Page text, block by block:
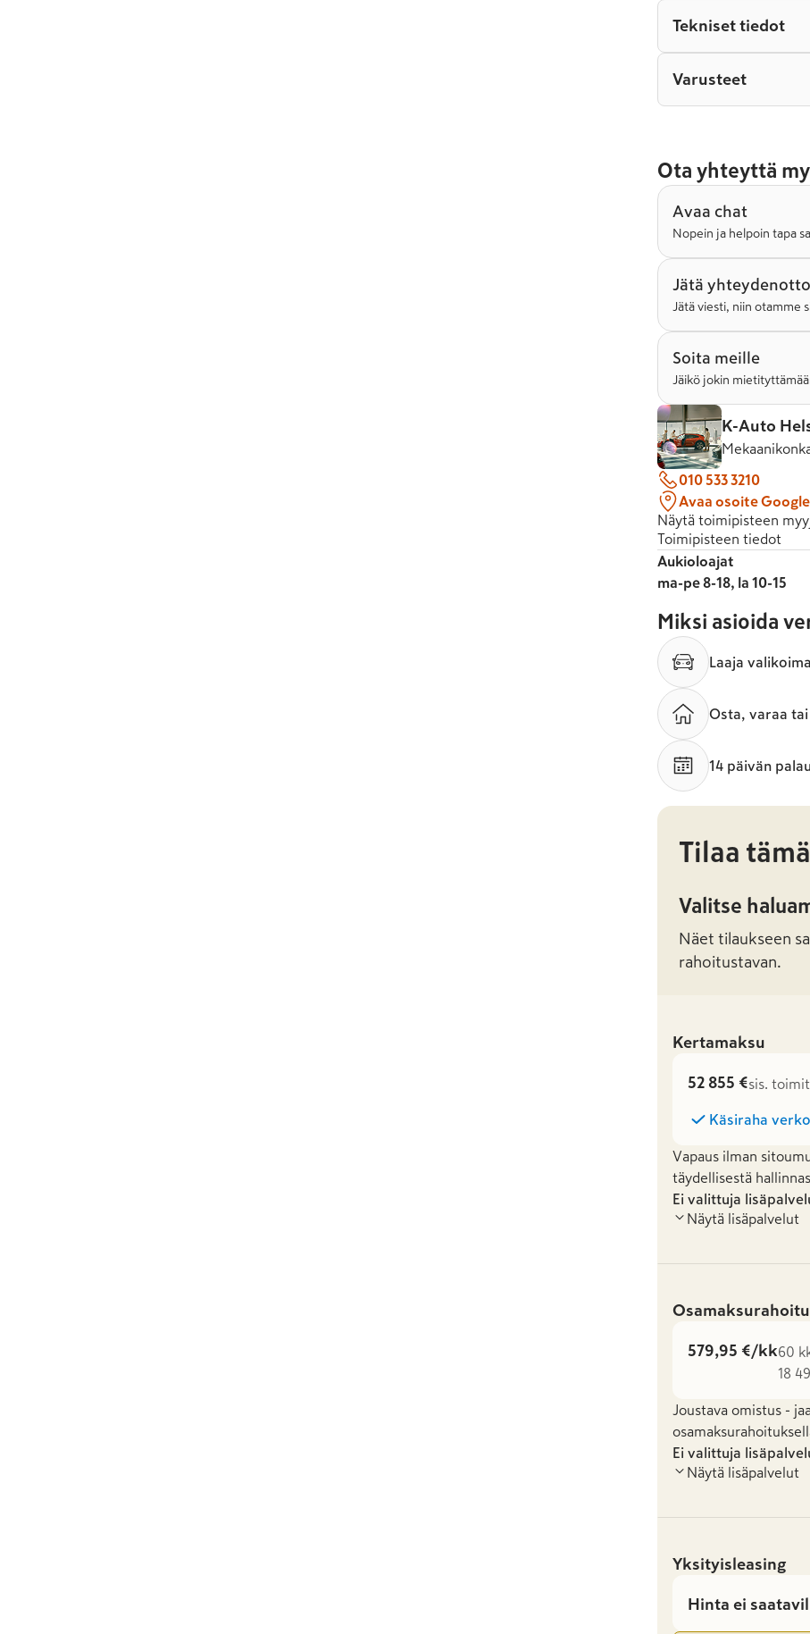
Tekniset tiedot
Varusteet
Ota yhteyttä
Avaa chat
Nopein ja helpoin tapa
Jätä
Jätä viesti, niin otamme
Soita meille
Jäikö jokin
K-Auto
010 533 3210
Avaa osoite
Näytä toimipisteen
Toimipisteen tiedot
Aukioloajat
ma-pe 8-18, la 10-15
Miksi asioida
Laaja
Osta, varaa
14 päivän
Tilaa
Valitse
Näet tilaukseen
rahoitustavan.
Kertamaksu
52 855 €sis.
Käsiraha
Vapaus ilman
täydellisestä
Ei valittuja
Näytä lisäpalvelut
579,95 €/kk60
18
Joustava omistus -
Ei valittuja
Näytä lisäpalvelut
Yksityisleasing
Hinta ei